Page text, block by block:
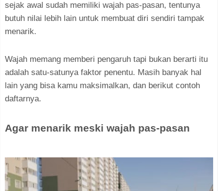
sejak awal sudah memiliki wajah pas-pasan, tentunya
butuh nilai lebih lain untuk membuat diri sendiri tampak
menarik.
Wajah memang memberi pengaruh tapi bukan berarti itu
adalah satu-satunya faktor penentu. Masih banyak hal
lain yang bisa kamu maksimalkan, dan berikut contoh
daftarnya.
Agar menarik meski wajah pas-pasan